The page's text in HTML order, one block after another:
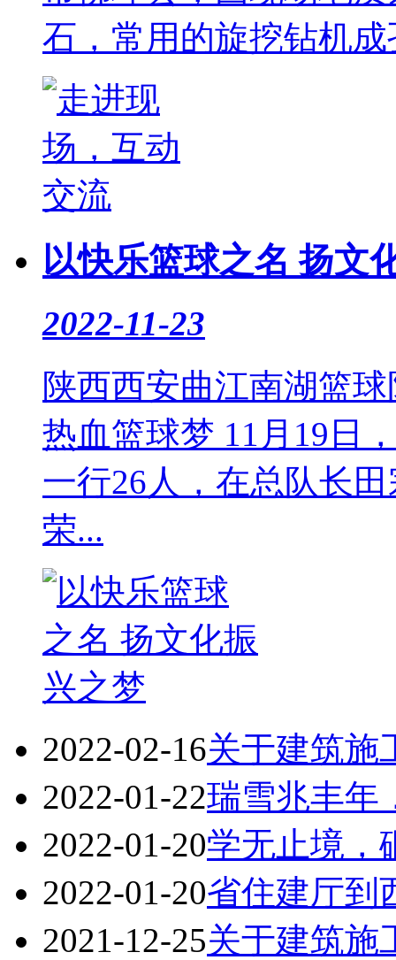
石，常用的旋挖钻机成
以快乐篮球之名 扬文
2022-11-23
陕西西安曲江南湖篮
热血篮球梦 11月19日
一行26人，在总队长
荣...
2022-02-16关于建筑施
2022-01-22瑞雪兆丰年
2022-01-20学无止境，
2022-01-20省住建厅到
2021-12-25关于建筑施